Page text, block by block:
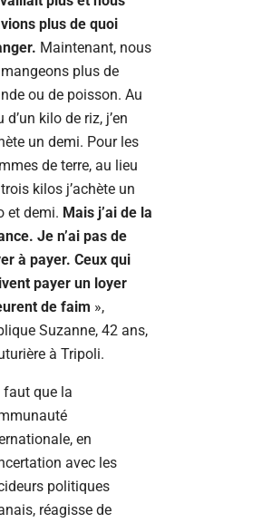
plus de quoi
Maintenant, nous
plus de
ou de poisson. Au
d’un kilo de riz, j’en
un demi. Pour les
de terre, au lieu
kilos j’achète un
et demi. Mais j’ai de la
Je n’ai pas de
à payer. Ceux qui
payer un loyer
de faim »,
Suzanne, 42 ans,
à Tripoli.
faut que la
en
avec les
politiques
réagisse de